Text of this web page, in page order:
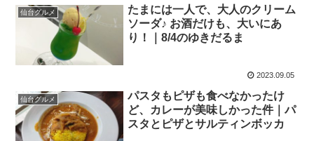
仙台グルメ
たまには一人で、大人のクリーム
ソーダ♪ お酒だけも、大いにあ
り！｜8/4のゆきだるま
2023.09.05
仙台グルメ
パスタもピザも食べなかったけ
ど、カレーが美味しかった件｜パ
スタとピザとサルティンボッカ